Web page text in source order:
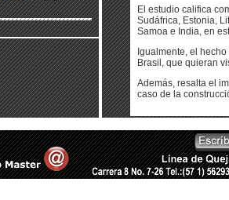
El estudio califica
Sudáfrica, Estonia,
Samoa e India, en
Igualmente, el
Brasil, que quieran
Además, resalta el
caso de la